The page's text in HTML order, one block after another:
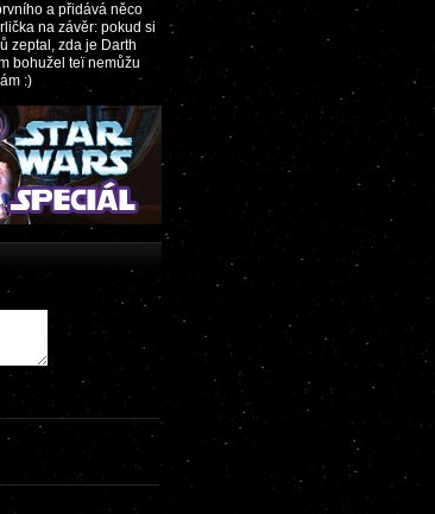
a přidává něco
na závěr: pokud si
zeptal, zda je Darth
bohužel teï nemůžu
:)